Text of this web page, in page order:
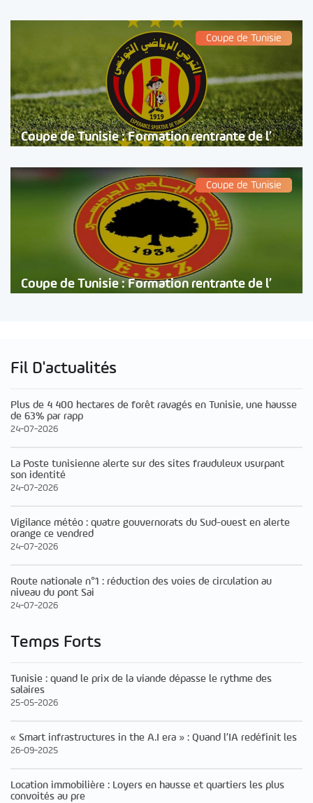
Coupe de Tunisie
Coupe de Tunisie : Formation rentrante de l’
Coupe de Tunisie
Coupe de Tunisie : Formation rentrante de l’
Fil D'actualités
Plus de 4 400 hectares de forêt ravagés en Tunisie, une hausse
de 63% par rapp
24-07-2026
La Poste tunisienne alerte sur des sites frauduleux usurpant
son identité
24-07-2026
Vigilance météo : quatre gouvernorats du Sud-ouest en alerte
orange ce vendred
24-07-2026
Route nationale n°1 : réduction des voies de circulation au
niveau du pont Sai
24-07-2026
Temps Forts
Tunisie : quand le prix de la viande dépasse le rythme des
salaires
25-05-2026
« Smart infrastructures in the A.I era » : Quand l’IA redéfinit les
26-09-2025
Location immobilière : Loyers en hausse et quartiers les plus
convoités au pre